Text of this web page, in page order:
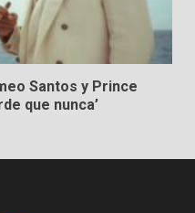
Santos y Prince
que nunca’